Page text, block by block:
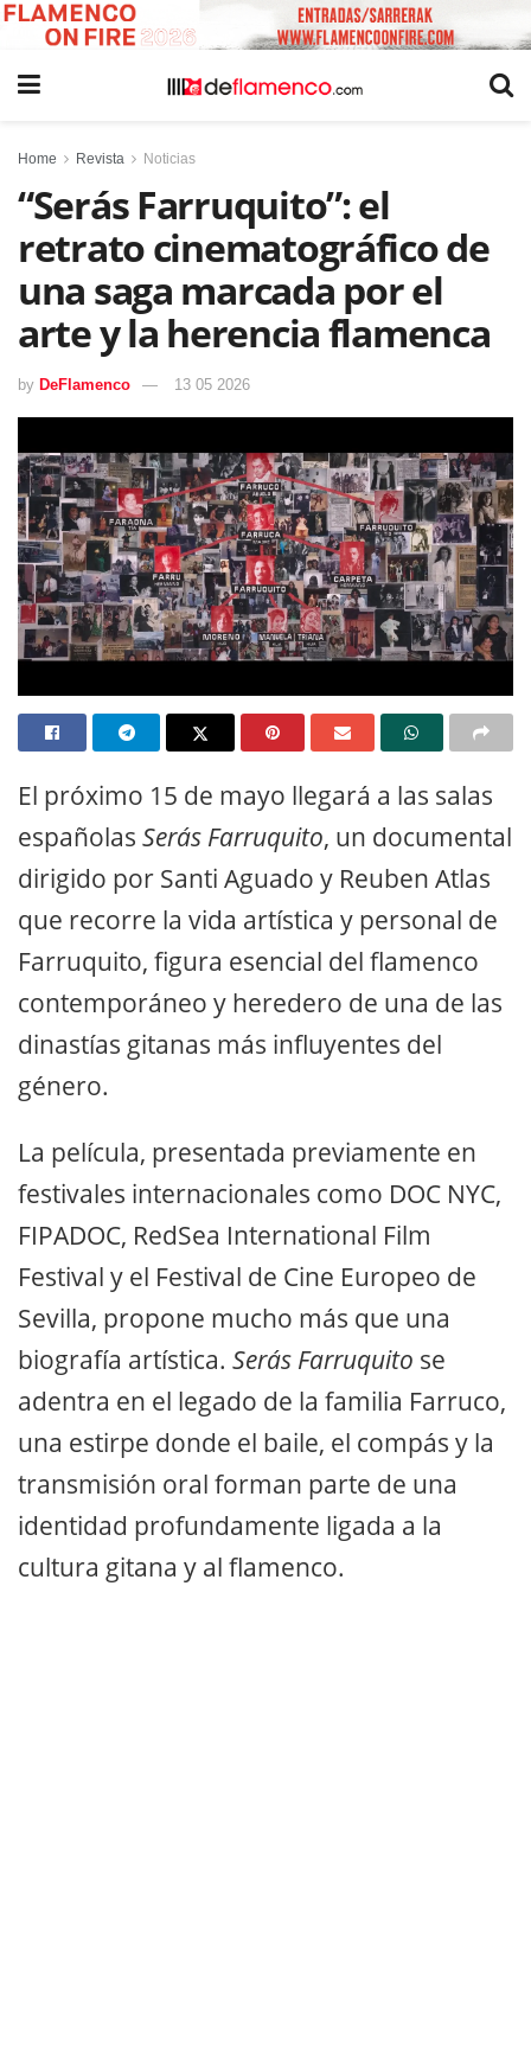
Home Revista Noticias
“Serás Farruquito”: el
retrato cinematográfico de
una saga marcada por el
arte y la herencia flamenca
by DeFlamenco 13 05 2026
El próximo 15 de mayo llegará a las salas
españolas Serás Farruquito, un documental
dirigido por Santi Aguado y Reuben Atlas
que recorre la vida artística y personal de
Farruquito, figura esencial del flamenco
contemporáneo y heredero de una de las
dinastías gitanas más influyentes del
género.
La película, presentada previamente en
festivales internacionales como DOC NYC,
FIPADOC, RedSea International Film
Festival y el Festival de Cine Europeo de
Sevilla, propone mucho más que una
biografía artística. Serás Farruquito se
adentra en el legado de la familia Farruco,
una estirpe donde el baile, el compás y la
transmisión oral forman parte de una
identidad profundamente ligada a la
cultura gitana y al flamenco.